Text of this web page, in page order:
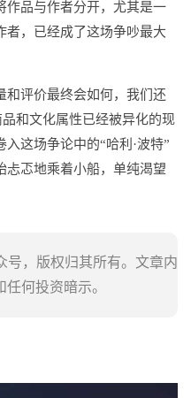
作品与作者分开，尤其是一
者，已经成了这场争吵最大
和评价最终会如何，我们还
和文化属性已经被异化的现
这场争论中的“哈利·波特”
忐忑地乘着小船，单纯渴望
号，版权归其所有。文章内
何投资暗示。